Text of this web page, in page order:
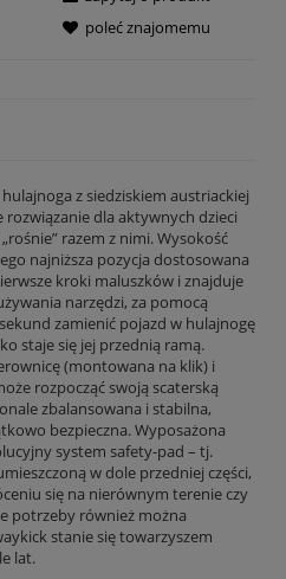
poleć znajomemu
z siedziskiem austriackiej
rozwiązanie dla aktywnych dzieci
razem z nimi. Wysokość
najniższa pozycja dostosowana
kroki maluszków i znajduje
narzędzi, za pomocą
zamienić pojazd w hulajnogę
staje się jej przednią ramą.
(montowana na klik) i
rozpocząć swoją scaterską
zbalansowana i stabilna,
bezpieczna. Wyposażona
system safety-pad – tj.
w dole przedniej części,
się na nierównym terenie czy
potrzeby również można
stanie się towarzyszem
lat.